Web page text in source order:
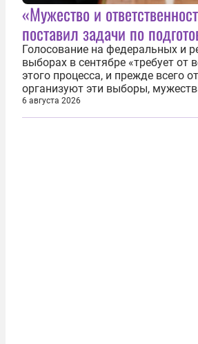
«Мужество и
поставил задачи по
Голосование на федеральных и
выборах в сентябре «требует от
этого процесса, и прежде всего
организуют эти выборы,
ответственного отношения к
власти», — подчеркнул
6 августа 2026